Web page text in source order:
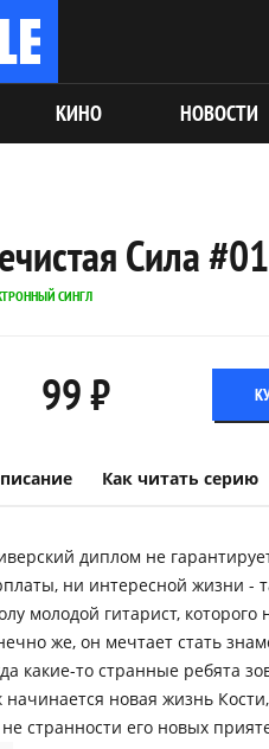
КИНО НОВОСТИ
Сила
СИНГЛ
99 ₽
Как читать серию
диплом не
ни интересной жизни -
молодой гитарист,
же, он мечтает стать
какие-то странные ребята
начинается новая жизнь
странности его новых